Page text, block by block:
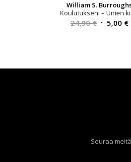
William S.
Koulutukseni – Unien
24,90€ 5,00 €
Seuraa meitä